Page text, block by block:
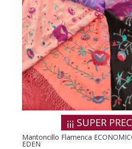
¡¡¡ SUPER
Mantoncillo Flamenca
EDEN